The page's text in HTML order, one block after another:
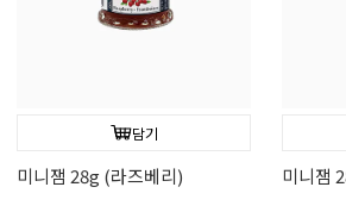
담기
미니잼 28g (라즈베리) 미니잼